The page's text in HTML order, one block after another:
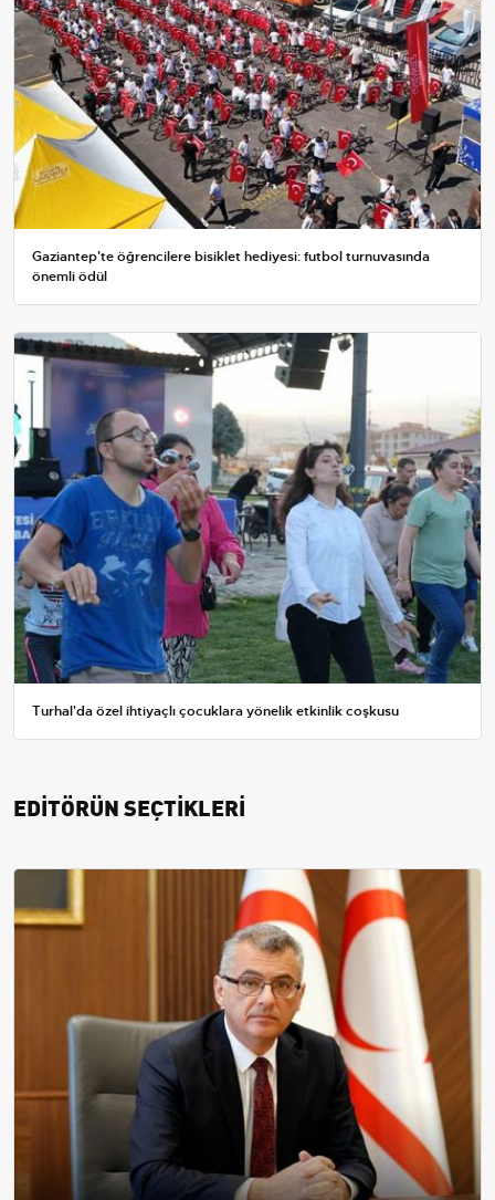
Gaziantep'te öğrencilere bisiklet hediyesi: futbol turnuvasında
önemli ödül
Turhal'da özel ihtiyaçlı çocuklara yönelik etkinlik coşkusu
EDİTÖRÜN SEÇTİKLERİ